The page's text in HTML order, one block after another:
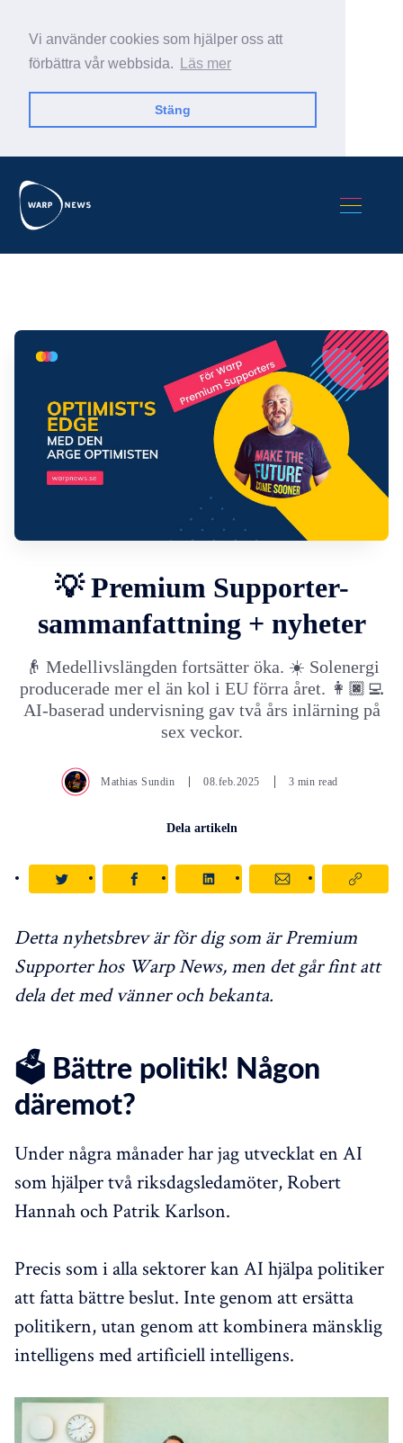
Vi använder cookies som hjälper oss att
förbättra vår webbsida.
Läs mer
Stäng
💡 Premium Supporter-
sammanfattning + nyheter
👴 Medellivslängden fortsätter öka. ☀️ Solenergi
producerade mer el än kol i EU förra året. 👩🏿‍💻
AI-baserad undervisning gav två års inlärning på
sex veckor.
Mathias Sundin 08.feb.2025 3 min read
Dela artikeln
Detta nyhetsbrev är för dig som är Premium
Supporter hos Warp News, men det går fint att
dela det med vänner och bekanta.
🗳️ Bättre politik! Någon
däremot?
Under några månader har jag utvecklat en AI
som hjälper två riksdagsledamöter, Robert
Hannah och Patrik Karlson.
Precis som i alla sektorer kan AI hjälpa politiker
att fatta bättre beslut. Inte genom att ersätta
politikern, utan genom att kombinera mänsklig
intelligens med artificiell intelligens.